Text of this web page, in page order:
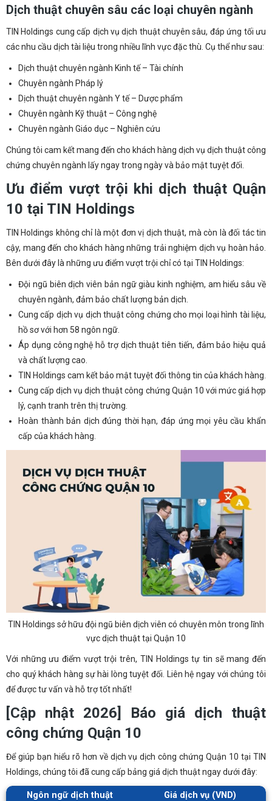
Dịch thuật chuyên sâu các loại chuyên ngành
TIN Holdings cung cấp dịch vụ dịch thuật chuyên sâu, đáp ứng tối ưu
các nhu cầu dịch tài liệu trong nhiều lĩnh vực đặc thù. Cụ thể như sau:
Dịch thuật chuyên ngành Kinh tế – Tài chính
Chuyên ngành Pháp lý
Dịch thuật chuyên ngành Y tế – Dược phẩm
Chuyên ngành Kỹ thuật – Công nghệ
Chuyên ngành Giáo dục – Nghiên cứu
Chúng tôi cam kết mang đến cho khách hàng dịch vụ dịch thuật công
chứng chuyên ngành lấy ngay trong ngày và bảo mật tuyệt đối.
Ưu điểm vượt trội khi dịch thuật Quận
10 tại TIN Holdings
TIN Holdings không chỉ là một đơn vị dịch thuật, mà còn là đối tác tin
cậy, mang đến cho khách hàng những trải nghiệm dịch vụ hoàn hảo.
Bên dưới đây là những ưu điểm vượt trội chỉ có tại TIN Holdings:
Đội ngũ biên dịch viên bản ngữ giàu kinh nghiệm, am hiểu sâu về
chuyên ngành, đảm bảo chất lượng bản dịch.
Cung cấp dịch vụ dịch thuật công chứng cho mọi loại hình tài liệu,
hồ sơ với hơn 58 ngôn ngữ.
Áp dụng công nghệ hỗ trợ dịch thuật tiên tiến, đảm bảo hiệu quả
và chất lượng cao.
TIN Holdings cam kết bảo mật tuyệt đối thông tin của khách hàng.
Cung cấp dịch vụ dịch thuật công chứng Quận 10 với mức giá hợp
lý, cạnh tranh trên thị trường.
Hoàn thành bản dịch đúng thời hạn, đáp ứng mọi yêu cầu khẩn
cấp của khách hàng.
TIN Holdings sở hữu đội ngũ biên dịch viên có chuyên môn trong lĩnh
vực dịch thuật tại Quận 10
Với những ưu điểm vượt trội trên, TIN Holdings tự tin sẽ mang đến
cho quý khách hàng sự hài lòng tuyệt đối. Liên hệ ngay với chúng tôi
để được tư vấn và hỗ trợ tốt nhất!
[Cập nhật 2026] Báo giá dịch thuật
công chứng Quận 10
Để giúp bạn hiểu rõ hơn về dịch vụ dịch công chứng Quận 10 tại TIN
Holdings, chúng tôi đã cung cấp bảng giá dịch thuật ngay dưới đây:
Ngôn ngữ dịch thuật Giá dịch vụ (VND)